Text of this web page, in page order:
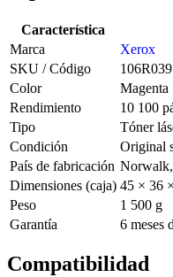
Característica
Marca
Xerox
SKU / Código
Color
Magenta
Rendimiento
10 100
Tipo
Tóner
Condición
Original
País de fabricación
Dimensiones (caja) 45 × 36
Peso
1 500 g
Garantía
6 meses
Compatibilidad